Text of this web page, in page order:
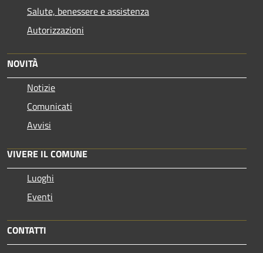
Salute, benessere e assistenza
Autorizzazioni
NOVITÀ
Notizie
Comunicati
Avvisi
VIVERE IL COMUNE
Luoghi
Eventi
CONTATTI